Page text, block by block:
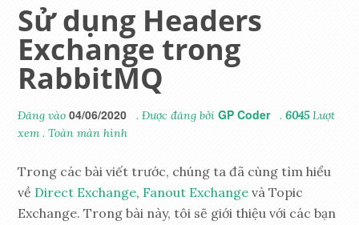
Sử dụng Headers
Exchange trong
RabbitMQ
Đăng vào04/06/2020 . Được đăng bởiGP Coder .6045Lượt
xem .Toàn màn hình
Trong các bài viết trước, chúng ta đã cùng tìm hiểu
về Direct Exchange, Fanout Exchange và Topic
Exchange. Trong bài này, tôi sẽ giới thiệu với các bạn